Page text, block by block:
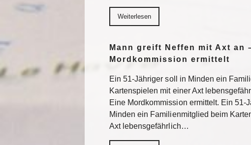
Weiterlesen
Mann greift Neffen mit Axt an
Mordkommission ermittelt
Ein 51-Jähriger soll in Minden ein
Kartenspielen mit einer Axt
Eine Mordkommission ermittelt. Ein 51-
Minden ein Familienmitglied beim
Axt lebensgefährlich…